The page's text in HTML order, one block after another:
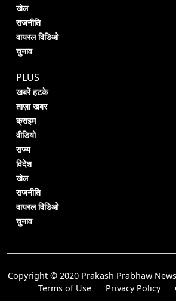
खेल
राजनीति
वायरल विडिओ
चुनाव
PLUS
खबरें हटके
ताज़ा खबर
क्राइम
वीडियो
राज्य
विदेश
खेल
राजनीति
वायरल विडिओ
चुनाव
Copyright © 2020 Prakash Prabhaw
Terms of Use
Privacy Policy